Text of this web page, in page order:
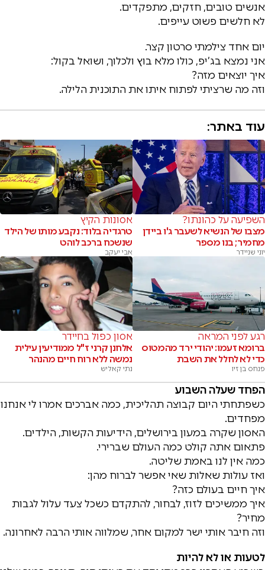
אנשים טובים, חזקים, מתפקדים.
לא חלשים פשוט עייפים.
יום אחד צילמתי סרטון קצר.
אני נמצא בג’יפ, כולו מלא בוץ ולכלוך, ושואל בקול:
איך יוצאים מזה?
וזה מה שרציתי לפתוח איתו את התוכנית הלילה.
עוד באתר:
השפיעה על כהונתו?
מצבו של הנשיא לשעבר ג'ו ביידן
מחמיר; בנו מספר
יוני שניידר
אסונות הקיץ
טרגדיה בלוד: נקבע מותו של הילד
שנשכח ברכב לוהט
אבי יעקב
רגע לפני המראה
ברומא זעמו: יהודי ירד מהמטוס
כדי לא לחלל את השבת
פנחס בן זיו
אסון כפול בחיידר
אלחנן קרני ז"ל ממודיעין עילית
נמשה ללא רוח חיים מהנהר
נתי קאליש
הפחד שעלה השבוע
כשפתחתי היום קבוצה תהליכית, כמה אברכים אמרו לי אנחנו
מפחדים.
האסון שקרה במעון בירושלים, הידיעות הקשות, הילדים.
פתאום אתה קולט כמה העולם שברירי.
כמה אין לנו באמת שליטה.
ואז עולות שאלות שאי אפשר לברוח מהן:
איך חיים בעולם כזה?
איך ממשיכים לזוז, לבחור, להתקדם כשכל צעד עלול לגבות
מחיר?
וזה חיבר אותי ישר למקום אחר, שמלווה אותי הרבה לאחרונה.
לטעות או לא להיות